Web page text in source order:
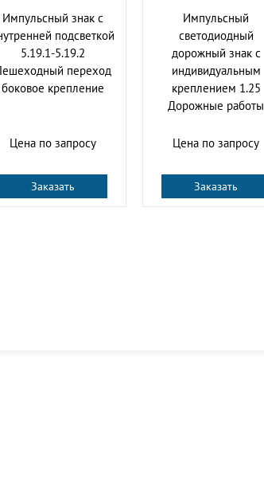
Импульсный знак с
подсветкой
5.19.1-5.19.2
переход
боковое крепление
Цена по запросу
Заказать
Импульсный
cветодиодный
дорожный знак с
индивидуальным
креплением 1.25
Дорожные работы
Цена по запросу
Заказать